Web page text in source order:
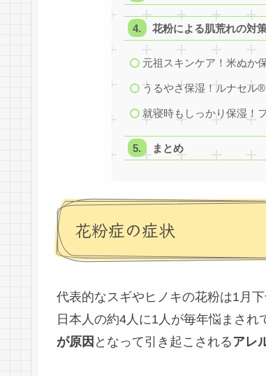
花粉による肌荒れの対
元祖スキンケア！米ぬか
うるやさ保湿！ルナセル
就寝時もしっかり保湿！
まとめ
花粉症の症状
代表的なスギやヒノキの花粉は1月
日本人の約4人に1人が毎年悩まさ
が原因 となって引き起こされるアレ